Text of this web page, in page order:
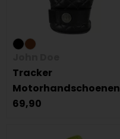
Tracker
Motorhandschoenen
69,90